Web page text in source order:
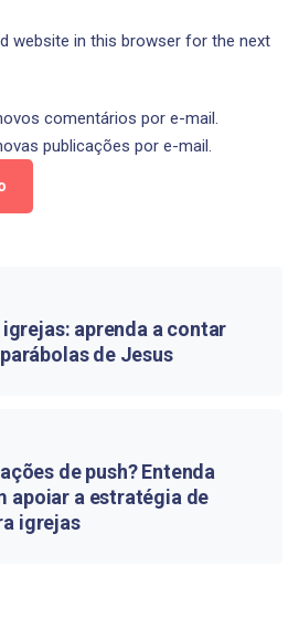
website in this browser for the next
comentários por e-mail.
publicações por e-mail.
aprenda a contar
de Jesus
de push? Entenda
apoiar a estratégia de
igrejas